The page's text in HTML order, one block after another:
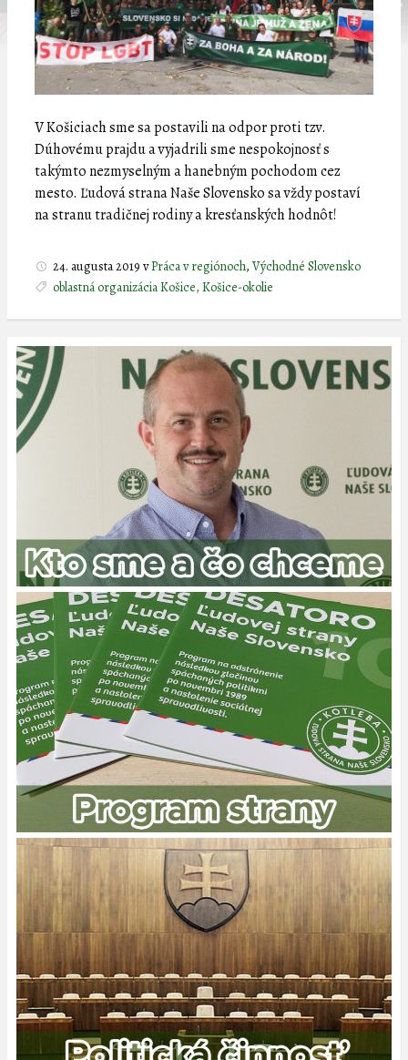
V Košiciach sme sa postavili na odpor proti tzv.
Dúhovému prajdu a vyjadrili sme nespokojnosť s
takýmto nezmyselným a hanebným pochodom cez
mesto. Ľudová strana Naše Slovensko sa vždy postaví
na stranu tradičnej rodiny a kresťanských hodnôt!
24. augusta 2019 vPráca v regiónoch, Východné Slovensko
oblastná organizácia Košice, Košice-okolie